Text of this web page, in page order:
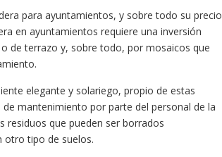
para ayuntamientos, y sobre todo su precio
en ayuntamientos requiere una inversión
de terrazo y, sobre todo, por mosaicos que
elegante y solariego, propio de estas
mantenimiento por parte del personal de la
que pueden ser borrados
otro tipo de suelos.